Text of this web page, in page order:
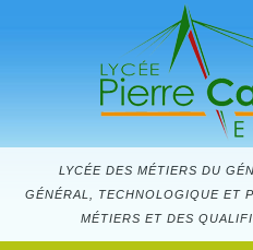
LYCÉE DES MÉTIERS DU
GÉNÉRAL, TECHNOLOGIQUE ET
MÉTIERS ET DES